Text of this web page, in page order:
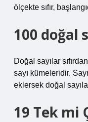
ölçekte sıfır,
100 doğal
Doğal sayılar
sayı kümeleridir.
eklersek doğal
19 Tek mi